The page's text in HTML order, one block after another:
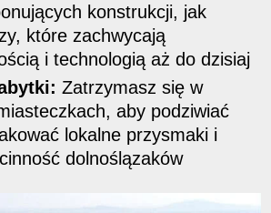
konstrukcji, jak
które zachwycają
i technologią aż do dzisiaj
Zatrzymasz się w
aby podziwiać
lokalne przysmaki i
dolnoślązaków